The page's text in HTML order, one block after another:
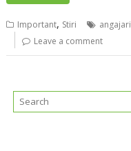
Important, Stiri angajari
Leave a comment